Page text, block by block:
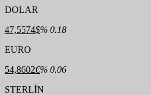
DOLAR
47,5574$% 0.18
EURO
54,8602€% 0.06
STERLİN